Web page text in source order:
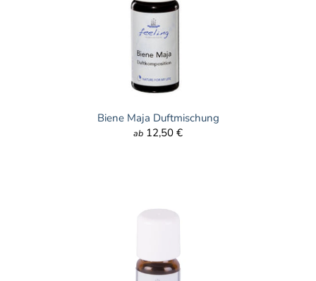
Biene Maja Duftmischung
ab 12,50 €